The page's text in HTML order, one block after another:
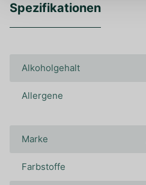
Spezifikationen
Alkoholgehalt
Allergene
Marke
Farbstoffe